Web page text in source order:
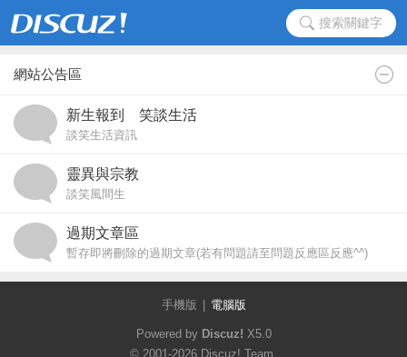
搜索關鍵字
網站公告區
新生報到 笑談生活
談笑生活資訊
靈異與宗教
談笑風間生
過期文章區
暫存即將刪除的過期文章(若有問題請至問題反應區反應^^)
手機版 電腦版
Powered by Discuz! X5.0
© 2001-2026 Discuz! Team.